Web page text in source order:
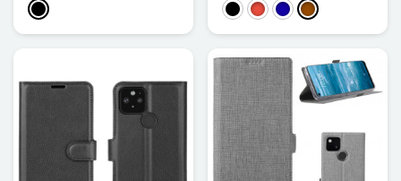
Zwart ZwartRoodDonkerblauw
Bruin